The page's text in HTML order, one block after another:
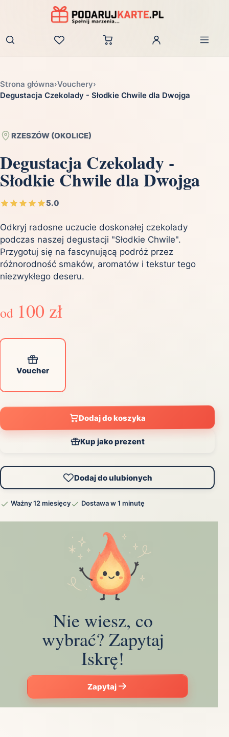
Zaloguj
Strona główna›Vouchery›
Degustacja Czekolady - Słodkie Chwile dla Dwojga
RZESZÓW (OKOLICE)
Degustacja Czekolady -
Słodkie Chwile dla Dwojga
5.0
Odkryj radosne uczucie doskonałej czekolady
podczas naszej degustacji "Słodkie Chwile".
Przygotuj się na fascynującą podróż przez
różnorodność smaków, aromatów i tekstur tego
niezwykłego deseru.
od 100 zł
Voucher
Dodaj do koszyka
Kup jako prezent
Dodaj do ulubionych
Ważny 12 miesięcy Dostawa w 1 minutę
Nie wiesz, co
wybrać? Zapytaj
Iskrę!
Zapytaj